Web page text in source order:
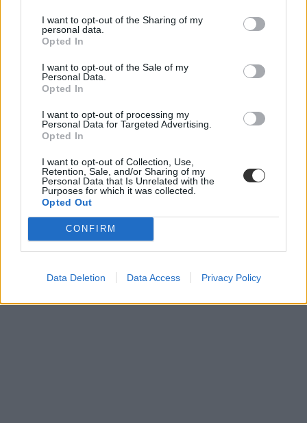
I want to opt-out of the Sharing of my
personal data.
Opted In
I want to opt-out of the Sale of my
Personal Data.
Opted In
I want to opt-out of processing my
Personal Data for Targeted Advertising.
Opted In
I want to opt-out of Collection, Use,
Retention, Sale, and/or Sharing of my
Personal Data that Is Unrelated with the
Purposes for which it was collected.
Opted Out
CONFIRM
Data Deletion Data Access Privacy Policy
MCC
Mathias Corvinus Collegium
magyar péter
Ruff Bálint
vagyonkezelő alapítvány